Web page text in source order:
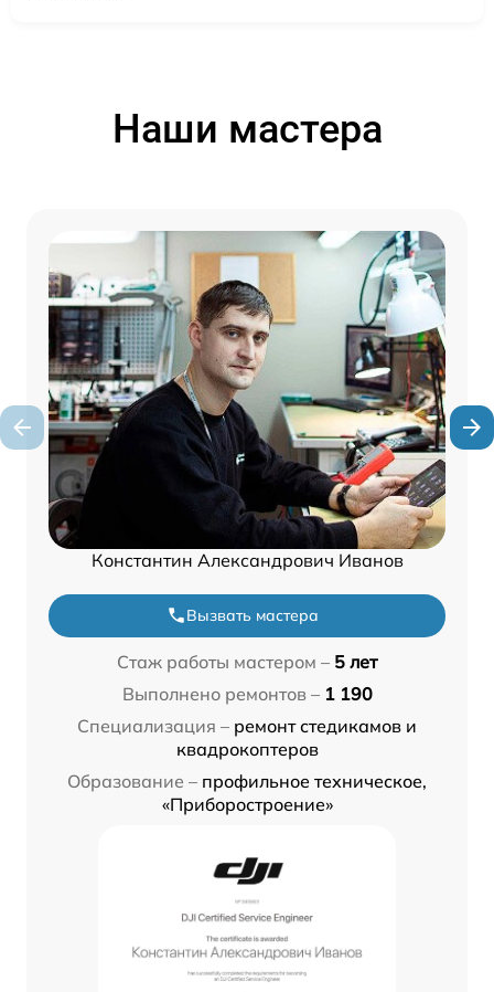
Наши мастера
Константин Александрович Иванов
Вызвать мастера
Стаж работы мастером – 5 лет
Выполнено ремонтов – 1 190
Специализация – ремонт стедикамов и
квадрокоптеров
Образование – профильное техническое,
«Приборостроение»